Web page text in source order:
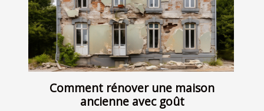
Comment rénover une maison
ancienne avec goût